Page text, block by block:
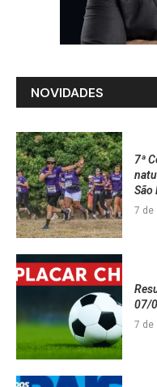
NOVIDADES
7ª
São
7 de
07/
7 de